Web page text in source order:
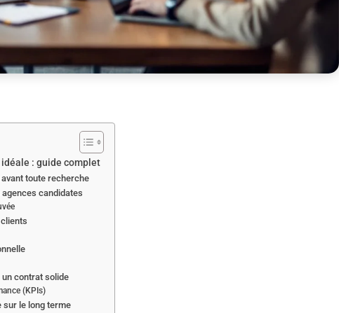
: guide complet
toute recherche
candidates
contrat solide
(KPIs)
sur le long terme